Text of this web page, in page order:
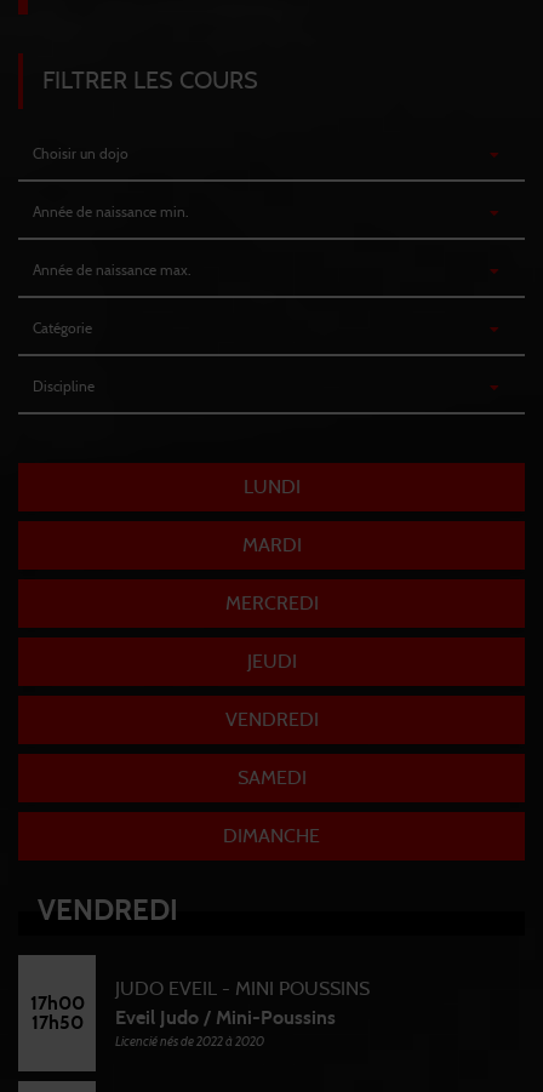
LUNDI
MARDI
MERCREDI
JEUDI
VENDREDI
SAMEDI
DIMANCHE
FILTRER LES COURS
VENDREDI
17h00
17h50
JUDO EVEIL - MINI POUSSINS
Eveil Judo / Mini-Poussins
Licencié nés de 2022 à 2020